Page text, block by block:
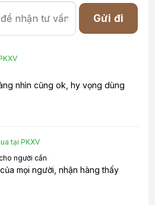
Gửi đi
nhìn cũng ok, hy vọng dùng
tại PKXV
người cần
mọi người, nhận hàng thấy